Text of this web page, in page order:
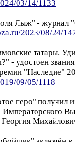
03/14/1133
Лыж" - журнал
2023/08/24/
татары.
- удостоен
"Наследие"
09/05/1118
перо" получил
Императорского
Георгия